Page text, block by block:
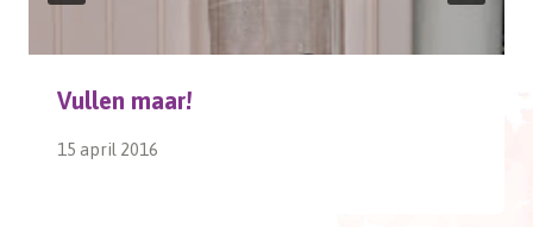
Vullen maar!
15 april 2016